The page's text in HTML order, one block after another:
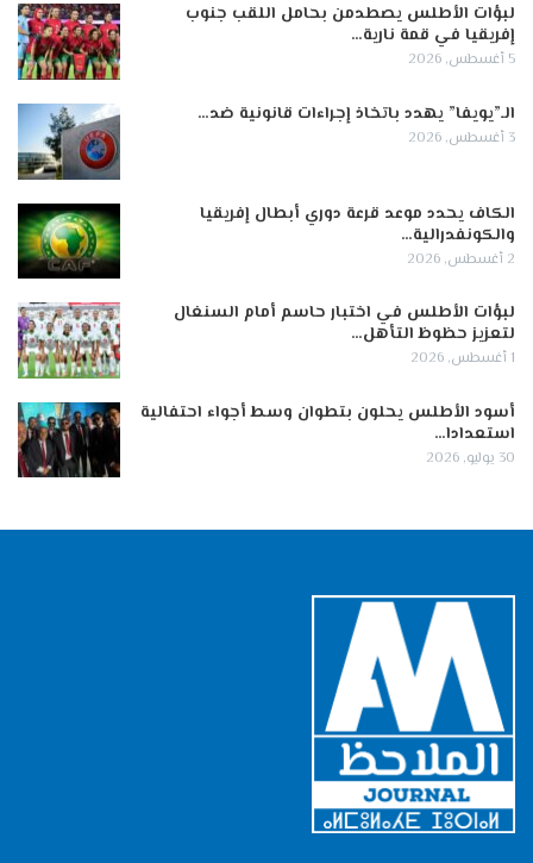
لبؤات الأطلس يصطدمن بحامل اللقب جنوب
إفريقيا في قمة نارية…
5 أغسطس, 2026
الـ”يويفا” يهدد باتخاذ إجراءات قانونية ضد…
3 أغسطس, 2026
الكاف يحدد موعد قرعة دوري أبطال إفريقيا
والكونفدرالية…
2 أغسطس, 2026
لبؤات الأطلس في اختبار حاسم أمام السنغال
لتعزيز حظوظ التأهل…
1 أغسطس, 2026
أسود الأطلس يحلون بتطوان وسط أجواء احتفالية
استعدادا…
30 يوليو, 2026